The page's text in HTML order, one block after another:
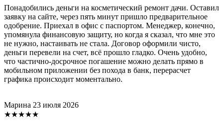
Понадобились деньги на косметический ремонт дачи. Оставил
заявку на сайте, через пять минут пришло предварительное
одобрение. Приехал в офис с паспортом. Менеджер, конечно,
упомянула финансовую защиту, но когда я сказал, что мне это
не нужно, настаивать не стала. Договор оформили чисто,
деньги перевели на счет, всё прошло гладко. Очень удобно,
что частично-досрочное погашение можно делать прямо в
мобильном приложении без похода в банк, перерасчет
графика происходит моментально.
Марина 23 июля 2026
★★★★★